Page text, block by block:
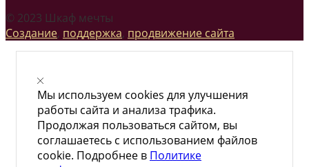
© 2023 Шкаф мечты
Создание, поддержка, продвижение сайта
Мы используем cookies для улучшения
работы сайта и анализа трафика.
Продолжая пользоваться сайтом, вы
соглашаетесь с использованием файлов
cookie. Подробнее в Политике